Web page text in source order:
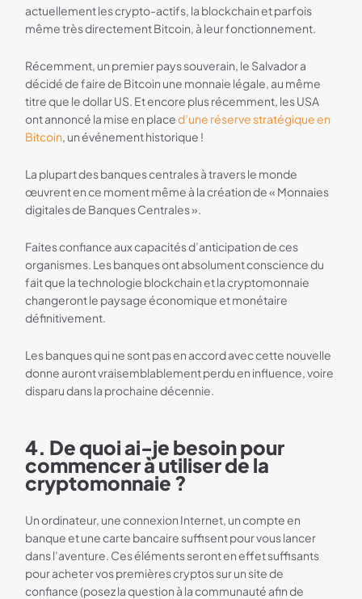
actuellement les crypto-actifs, la blockchain et parfois
même très directement Bitcoin, à leur fonctionnement.
Récemment, un premier pays souverain, le Salvador a
décidé de faire de Bitcoin une monnaie légale, au même
titre que le dollar US. Et encore plus récemment, les USA
ont annoncé la mise en placed’une réserve stratégique en
Bitcoin, un événement historique !
La plupart des banques centrales à travers le monde
œuvrent en ce moment même à la création de « Monnaies
digitales de Banques Centrales ».
Faites confiance aux capacités d’anticipation de ces
organismes. Les banques ont absolument conscience du
fait que la technologie blockchain et la cryptomonnaie
changeront le paysage économique et monétaire
définitivement.
Les banques qui ne sont pas en accord avec cette nouvelle
donne auront vraisemblablement perdu en influence, voire
disparu dans la prochaine décennie.
4. De quoi ai-je besoin pour
commencer à utiliser de la
cryptomonnaie ?
Un ordinateur, une connexion Internet, un compte en
banque et une carte bancaire suffisent pour vous lancer
dans l’aventure. Ces éléments seront en effet suffisants
pour acheter vos premières cryptos sur un site de
confiance (posez la question à la communauté afin de